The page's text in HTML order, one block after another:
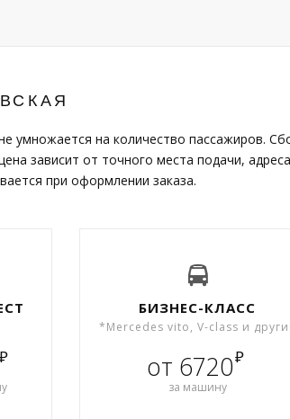
умножается на количество пассажиров.
зависит от точного места подачи,
при оформлении заказа.
₽
БИЗНЕС-КЛАСС
*Mercedes vito, V-class и
от 6720₽
за машину